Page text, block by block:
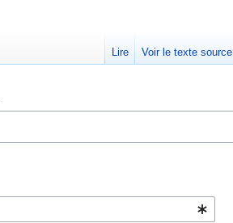
Lire Voir le texte source